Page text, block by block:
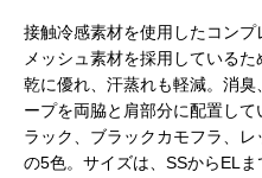
接触冷感素材を使用したコン
メッシュ素材を採用している
乾に優れ、汗蒸れも軽減。消
ープを両脇と肩部分に配置し
ラック、ブラックカモフラ、
の5色。サイズは、SSからEL